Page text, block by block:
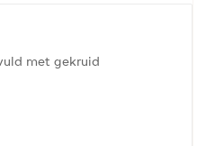
met gekruid